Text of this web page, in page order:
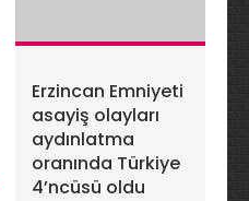
Erzincan Emniyeti
asayiş olayları
aydınlatma
oranında Türkiye
4’ncüsü oldu